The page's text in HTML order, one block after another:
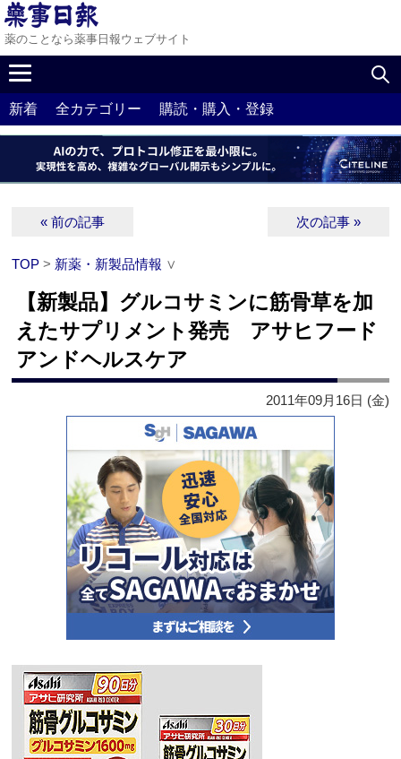
薬のことなら薬事日報ウェブサイト
新着 全カテゴリー 購読・購入・登録
« 前の記事 次の記事 »
TOP > 新薬・新製品情報 ∨
【新製品】グルコサミンに筋骨草を加
えたサプリメント発売 アサヒフード
アンドヘルスケア
2011年09月16日 (金)